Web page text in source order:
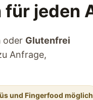
jeden
oder Glutenfrei
Anfrage,
und Fingerfood möglich